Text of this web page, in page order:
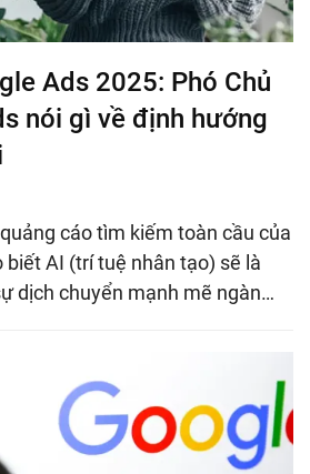
Ads 2025: Phó Chủ
nói gì về định hướng
cáo tìm kiếm toàn cầu của
biết AI (trí tuệ nhân tạo) sẽ là
dịch chuyển mạnh mẽ ngàn…